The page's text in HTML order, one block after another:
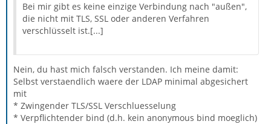
Bei mir gibt es keine einzige Verbindung nach "außen",
die nicht mit TLS, SSL oder anderen Verfahren
verschlüsselt ist.[...]
Nein, du hast mich falsch verstanden. Ich meine damit:
Selbst verstaendlich waere der LDAP minimal abgesichert
mit
* Zwingender TLS/SSL Verschluesselung
* Verpflichtender bind (d.h. kein anonymous bind moeglich)